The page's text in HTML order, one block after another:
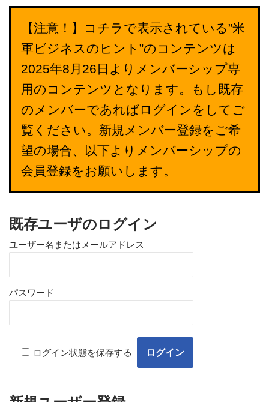
【注意！】コチラで表示されている”米
軍ビジネスのヒント”のコンテンツは
2025年8月26日よりメンバーシップ専
用のコンテンツとなります。もし既存
のメンバーであればログインをしてご
覧ください。新規メンバー登録をご希
望の場合、以下よりメンバーシップの
会員登録をお願いします。
既存ユーザのログイン
ユーザー名またはメールアドレス
パスワード
ログイン状態を保存する